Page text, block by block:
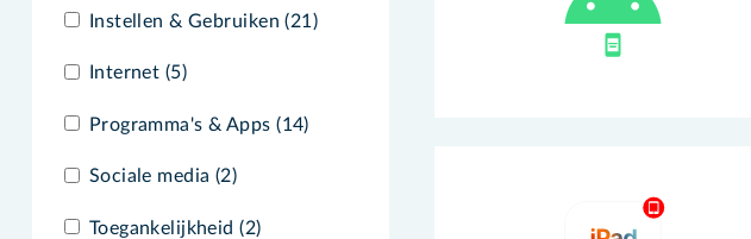
Instellen & Gebruiken (21)
Internet (5)
Programma's & Apps (14)
Sociale media (2)
Toegankelijkheid (2)